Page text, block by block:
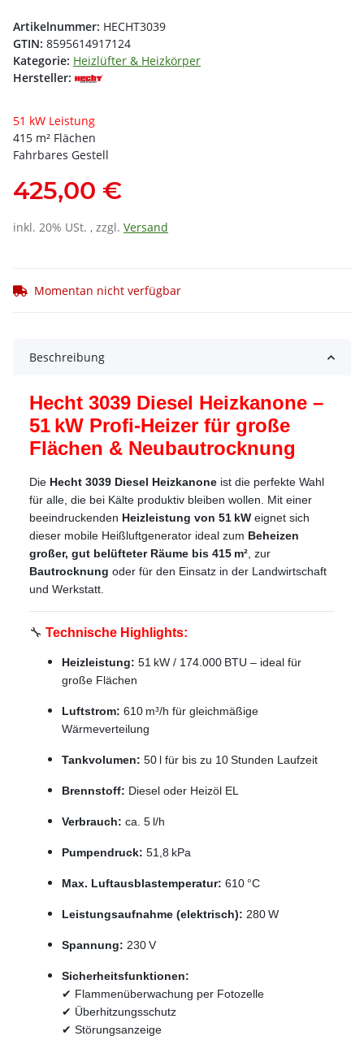
Artikelnummer: HECHT3039
GTIN: 8595614917124
Kategorie: Heizlüfter & Heizkörper
Hersteller:
51 kW Leistung
415 m² Flächen
Fahrbares Gestell
425,00 €
inkl. 20% USt. , zzgl. Versand
Momentan nicht verfügbar
Beschreibung
Hecht 3039 Diesel Heizkanone –
51 kW Profi-Heizer für große
Flächen & Neubautrocknung
Die Hecht 3039 Diesel Heizkanone ist die perfekte Wahl
für alle, die bei Kälte produktiv bleiben wollen. Mit einer
beeindruckenden Heizleistung von 51 kW eignet sich
dieser mobile Heißluftgenerator ideal zum Beheizen
großer, gut belüfteter Räume bis 415 m² , zur
Bautrocknung oder für den Einsatz in der Landwirtschaft
und Werkstatt.
🔧 Technische Highlights:
Heizleistung: 51 kW / 174.000 BTU – ideal für
große Flächen
Luftstrom: 610 m³/h für gleichmäßige
Wärmeverteilung
Tankvolumen: 50 l für bis zu 10 Stunden Laufzeit
Brennstoff: Diesel oder Heizöl EL
Verbrauch: ca. 5 l/h
Pumpendruck: 51,8 kPa
Max. Luftausblastemperatur: 610 °C
Leistungsaufnahme (elektrisch): 280 W
Spannung: 230 V
Sicherheitsfunktionen:
✔ Flammenüberwachung per Fotozelle
✔ Überhitzungsschutz
✔ Störungsanzeige